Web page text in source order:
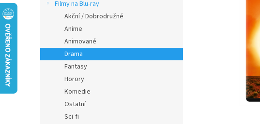
n
e
Filmy na Blu-ray
Akční / Dobrodružné
Anime
Animované
Drama
Fantasy
Horory
Komedie
Ostatní
Sci-fi